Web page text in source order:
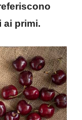
ai primi.